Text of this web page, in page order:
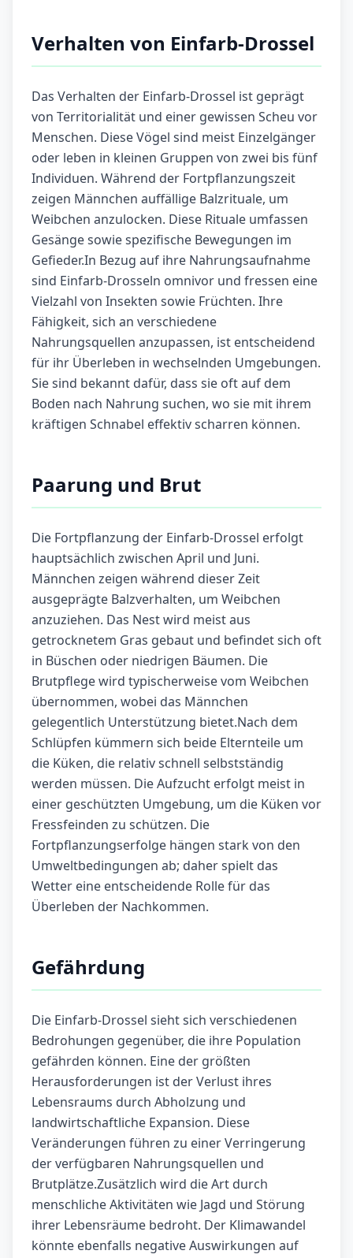
Verhalten von Einfarb-Drossel
Das Verhalten der Einfarb-Drossel ist geprägt
von Territorialität und einer gewissen Scheu vor
Menschen. Diese Vögel sind meist Einzelgänger
oder leben in kleinen Gruppen von zwei bis fünf
Individuen. Während der Fortpflanzungszeit
zeigen Männchen auffällige Balzrituale, um
Weibchen anzulocken. Diese Rituale umfassen
Gesänge sowie spezifische Bewegungen im
Gefieder.In Bezug auf ihre Nahrungsaufnahme
sind Einfarb-Drosseln omnivor und fressen eine
Vielzahl von Insekten sowie Früchten. Ihre
Fähigkeit, sich an verschiedene
Nahrungsquellen anzupassen, ist entscheidend
für ihr Überleben in wechselnden Umgebungen.
Sie sind bekannt dafür, dass sie oft auf dem
Boden nach Nahrung suchen, wo sie mit ihrem
kräftigen Schnabel effektiv scharren können.
Paarung und Brut
Die Fortpflanzung der Einfarb-Drossel erfolgt
hauptsächlich zwischen April und Juni.
Männchen zeigen während dieser Zeit
ausgeprägte Balzverhalten, um Weibchen
anzuziehen. Das Nest wird meist aus
getrocknetem Gras gebaut und befindet sich oft
in Büschen oder niedrigen Bäumen. Die
Brutpflege wird typischerweise vom Weibchen
übernommen, wobei das Männchen
gelegentlich Unterstützung bietet.Nach dem
Schlüpfen kümmern sich beide Elternteile um
die Küken, die relativ schnell selbstständig
werden müssen. Die Aufzucht erfolgt meist in
einer geschützten Umgebung, um die Küken vor
Fressfeinden zu schützen. Die
Fortpflanzungserfolge hängen stark von den
Umweltbedingungen ab; daher spielt das
Wetter eine entscheidende Rolle für das
Überleben der Nachkommen.
Gefährdung
Die Einfarb-Drossel sieht sich verschiedenen
Bedrohungen gegenüber, die ihre Population
gefährden können. Eine der größten
Herausforderungen ist der Verlust ihres
Lebensraums durch Abholzung und
landwirtschaftliche Expansion. Diese
Veränderungen führen zu einer Verringerung
der verfügbaren Nahrungsquellen und
Brutplätze.Zusätzlich wird die Art durch
menschliche Aktivitäten wie Jagd und Störung
ihrer Lebensräume bedroht. Der Klimawandel
könnte ebenfalls negative Auswirkungen auf